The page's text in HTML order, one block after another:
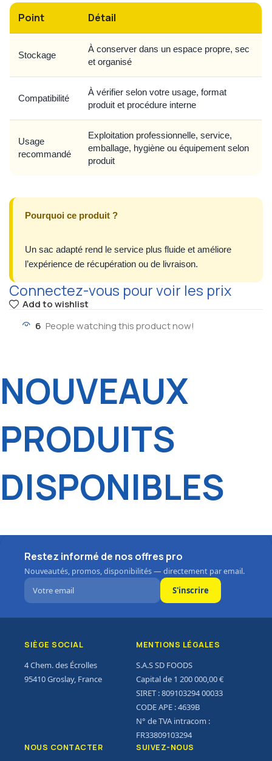
Point Détail
Stockage
À conserver dans un espace propre, sec
et organisé
Compatibilité
À vérifier selon votre usage, format
produit et procédure interne
Usage
recommandé
Exploitation professionnelle, service,
emballage, hygiène ou équipement selon
produit
Pourquoi ce produit ?
Un sac adapté rend le service plus fluide et améliore
l’expérience de récupération ou de livraison.
Connectez-vous pour voir les prix
Add to wishlist
6 People watching this product now!
NOUVEAUX
PRODUITS
DISPONIBLES
Restez informé de nos offres pro
Nouveautés, promos, disponibilités — directement par email.
S'inscrire
SIÈGE SOCIAL
4 Chem. des Écrolles
95410 Groslay, France
MENTIONS LÉGALES
S.A.S SD FOODS
Capital de 1 200 000,00 €
SIRET : 809103294 00033
CODE APE : 4639B
N° de TVA intracom :
FR33809103294
NOUS CONTACTER SUIVEZ-NOUS